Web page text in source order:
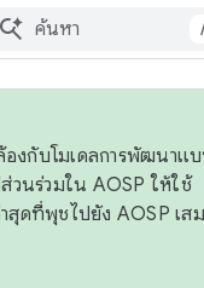
องกับโมเดลการพัฒนาแ
วนร่วมใน AOSP ให้ใช้
สุดที่พุชไปยัง AOSP เส